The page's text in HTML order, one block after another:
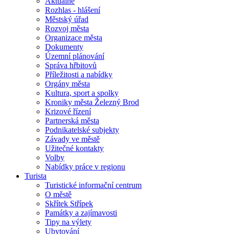
Rozhlas - hlášení
Městský úřad
Rozvoj města
Organizace města
Dokumenty
Územní plánování
Správa hřbitovů
Příležitosti a nabídky
Orgány města
Kultura, sport a spolky
Kroniky města Železný Brod
Krizové řízení
Partnerská města
Podnikatelské subjekty
Závady ve městě
Užitečné kontakty
Volby
Nabídky práce v regionu
Turista
Turistické informační centrum
O městě
Skřítek Střípek
Památky a zajímavosti
Tipy na výlety
Ubytování